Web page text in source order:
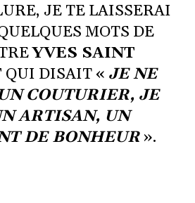
JE TE LAISSERAI
MOTS DE
YVES SAINT
QUI DISAIT « JE NE
COUTURIER, JE
ARTISAN, UN
DE BONHEUR».